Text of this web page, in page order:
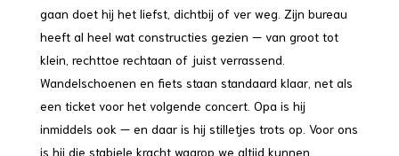
gaan doet hij het liefst, dichtbij of ver weg. Zijn bureau
heeft al heel wat constructies gezien — van groot tot
klein, rechttoe rechtaan of juist verrassend.
Wandelschoenen en fiets staan standaard klaar, net als
een ticket voor het volgende concert. Opa is hij
inmiddels ook — en daar is hij stilletjes trots op. Voor ons
is hij die stabiele kracht waarop we altijd kunnen